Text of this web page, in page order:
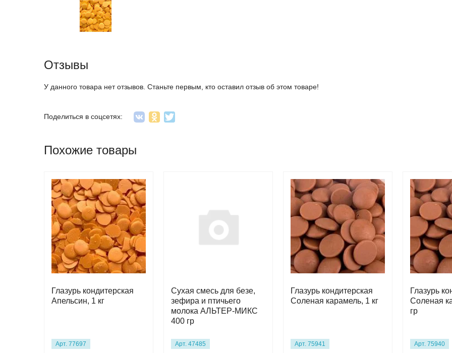
Отзывы
У данного товара нет отзывов. Станьте первым, кто оставил отзыв об этом товаре!
Поделиться в соцсетях:
Похожие товары
Глазурь кондитерская
Апельсин, 1 кг
Арт. 77697
Сухая смесь для безе,
зефира и птичьего
молока АЛЬТЕР-МИКС
400 гр
Арт. 47485
Глазурь кондитерская
Соленая карамель, 1 кг
Арт. 75941
Глазурь
Соленая
гр
Арт. 75940